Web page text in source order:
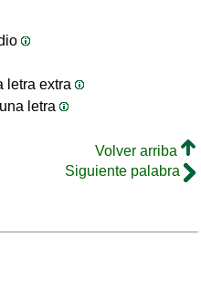
letra extra
letra
Volver arriba
Siguiente palabra